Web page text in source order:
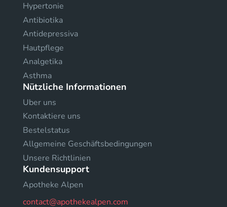
Hypertonie
Antibiotika
Antidepressiva
Hautpflege
Analgetika
Asthma
Nützliche Informationen
Uber uns
Kontaktiere uns
Bestelstatus
Allgemeine Geschäftsbedingungen
Unsere Richtlinien
Kundensupport
Apotheke Alpen
contact@apothekealpen.com